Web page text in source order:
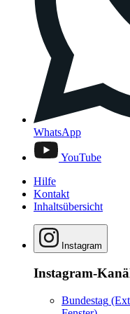
WhatsApp
YouTube
Hilfe
Kontakt
Inhaltsübersicht
Instagram
Instagram-
Bundestag